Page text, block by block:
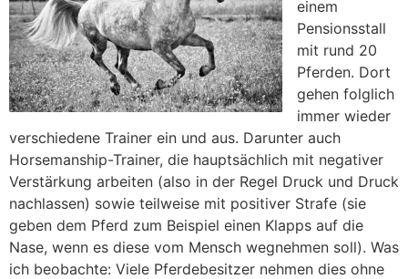
einem
Pensionsstall
mit rund 20
Pferden. Dort
gehen folglich
immer wieder
verschiedene Trainer ein und aus. Darunter auch
Horsemanship-Trainer, die hauptsächlich mit negativer
Verstärkung arbeiten (also in der Regel Druck und Druck
nachlassen) sowie teilweise mit positiver Strafe (sie
geben dem Pferd zum Beispiel einen Klapps auf die
Nase, wenn es diese vom Mensch wegnehmen soll). Was
ich beobachte: Viele Pferdebesitzer nehmen dies ohne